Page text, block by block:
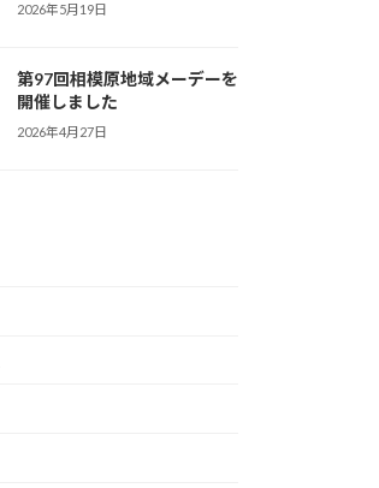
2026年5月19日
第97回相模原地域メーデーを
開催しました
2026年4月27日